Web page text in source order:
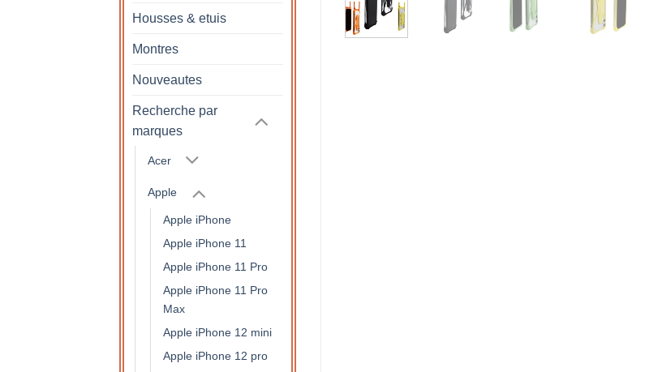
Housses & etuis
Montres
Nouveautes
Recherche par
marques
Acer
Apple
Apple iPhone
Apple iPhone 11
Apple iPhone 11 Pro
Apple iPhone 11 Pro
Max
Apple iPhone 12 mini
Apple iPhone 12 pro